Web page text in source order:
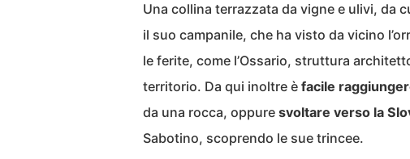
Una collina terrazzata da vigne e ulivi, da
il suo campanile, che ha visto da vicino
le ferite, come l’Ossario, struttura
territorio. Da qui inoltre è facile
da una rocca, oppure svoltare verso la
Sabotino, scoprendo le sue trincee.